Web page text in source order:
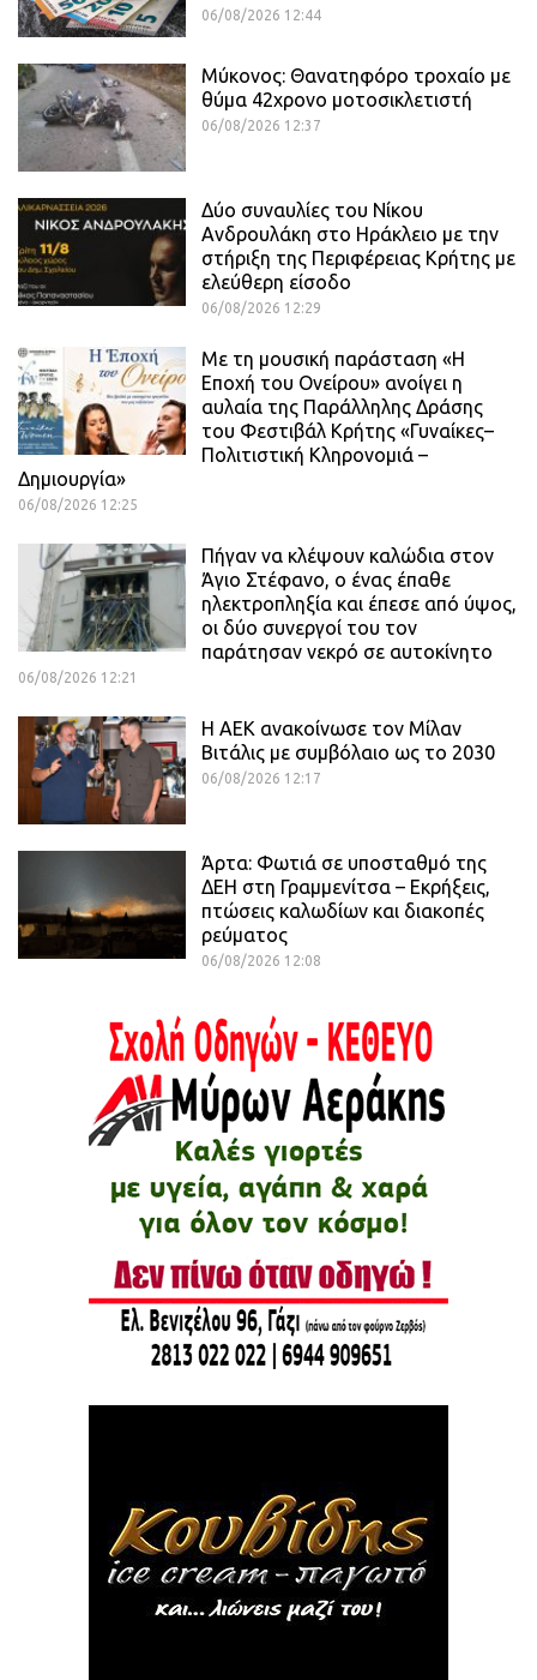
06/08/2026 12:44
Μύκονος: Θανατηφόρο τροχαίο με
θύμα 42χρονο μοτοσικλετιστή
06/08/2026 12:37
Δύο συναυλίες του Νίκου
Ανδρουλάκη στο Ηράκλειο με την
στήριξη της Περιφέρειας Κρήτης με
ελεύθερη είσοδο
06/08/2026 12:29
Με τη μουσική παράσταση «Η
Εποχή του Ονείρου» ανοίγει η
αυλαία της Παράλληλης Δράσης
του Φεστιβάλ Κρήτης «Γυναίκες–
Πολιτιστική Κληρονομιά –
Δημιουργία»
06/08/2026 12:25
Πήγαν να κλέψουν καλώδια στον
Άγιο Στέφανο, ο ένας έπαθε
ηλεκτροπληξία και έπεσε από ύψος,
οι δύο συνεργοί του τον
παράτησαν νεκρό σε αυτοκίνητο
06/08/2026 12:21
H ΑΕΚ ανακοίνωσε τον Μίλαν
Βιτάλις με συμβόλαιο ως το 2030
06/08/2026 12:17
Άρτα: Φωτιά σε υποσταθμό της
ΔΕΗ στη Γραμμενίτσα – Εκρήξεις,
πτώσεις καλωδίων και διακοπές
ρεύματος
06/08/2026 12:08